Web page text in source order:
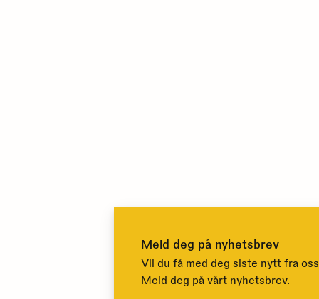
Meld deg på nyhetsbrev
Vil du få med deg siste nytt fra
Meld deg på vårt nyhetsbrev.